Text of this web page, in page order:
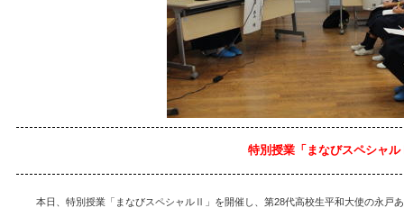
特別授業「まなびスペシャ
本日、特別授業「まなびスペシャルⅡ」を開催し、第28代高校生平和大使の永戸